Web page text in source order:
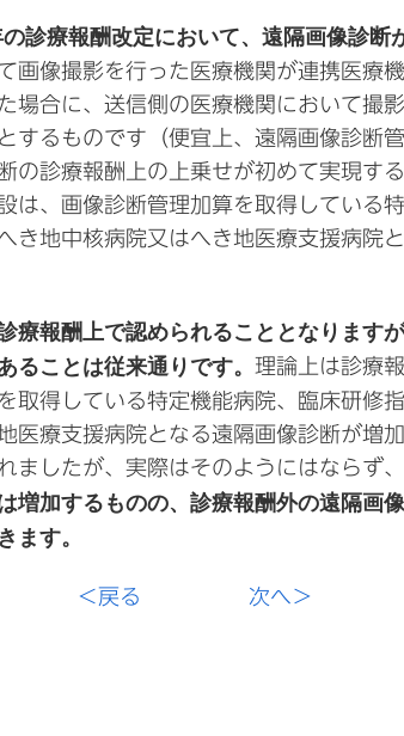
診療報酬改定において、遠隔画像診断
画像撮影を行った医療機関が連携医療
場合に、送信側の医療機関において撮
するものです（便宜上、遠隔画像診断
の診療報酬上の上乗せが初めて実現す
は、画像診断管理加算を取得している
き地中核病院又はへき地医療支援病院
療報酬上で認められることとなります
ることは従来通りです。 理論上は診療
取得している特定機能病院、臨床研修
医療支援病院となる遠隔画像診断が増
ましたが、実際はそのようにはならず、
増加するものの、診療報酬外の遠隔画
ます。
＜戻る 次へ＞